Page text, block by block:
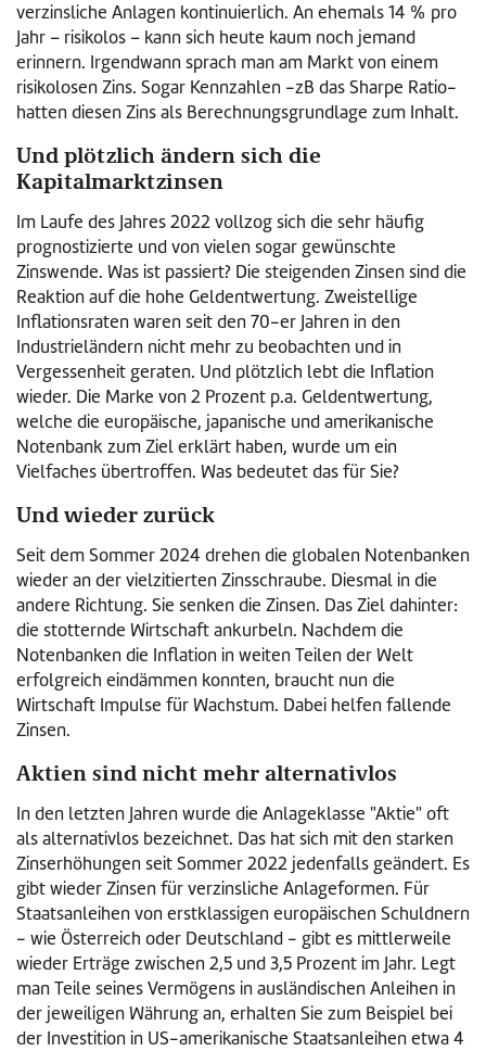
verzinsliche Anlagen kontinuierlich. An ehemals 14 % pro
Jahr – risikolos – kann sich heute kaum noch jemand
erinnern. Irgendwann sprach man am Markt von einem
risikolosen Zins. Sogar Kennzahlen -zB das Sharpe Ratio-
hatten diesen Zins als Berechnungsgrundlage zum Inhalt.
Und plötzlich ändern sich die
Kapitalmarktzinsen
Im Laufe des Jahres 2022 vollzog sich die sehr häufig
prognostizierte und von vielen sogar gewünschte
Zinswende. Was ist passiert? Die steigenden Zinsen sind die
Reaktion auf die hohe Geldentwertung. Zweistellige
Inflationsraten waren seit den 70-er Jahren in den
Industrieländern nicht mehr zu beobachten und in
Vergessenheit geraten. Und plötzlich lebt die Inflation
wieder. Die Marke von 2 Prozent p.a. Geldentwertung,
welche die europäische, japanische und amerikanische
Notenbank zum Ziel erklärt haben, wurde um ein
Vielfaches übertroffen. Was bedeutet das für Sie?
Und wieder zurück
Seit dem Sommer 2024 drehen die globalen Notenbanken
wieder an der vielzitierten Zinsschraube. Diesmal in die
andere Richtung. Sie senken die Zinsen. Das Ziel dahinter:
die stotternde Wirtschaft ankurbeln. Nachdem die
Notenbanken die Inflation in weiten Teilen der Welt
erfolgreich eindämmen konnten, braucht nun die
Wirtschaft Impulse für Wachstum. Dabei helfen fallende
Zinsen.
Aktien sind nicht mehr alternativlos
In den letzten Jahren wurde die Anlageklasse "Aktie" oft
als alternativlos bezeichnet. Das hat sich mit den starken
Zinserhöhungen seit Sommer 2022 jedenfalls geändert. Es
gibt wieder Zinsen für verzinsliche Anlageformen. Für
Staatsanleihen von erstklassigen europäischen Schuldnern
- wie Österreich oder Deutschland - gibt es mittlerweile
wieder Erträge zwischen 2,5 und 3,5 Prozent im Jahr. Legt
man Teile seines Vermögens in ausländischen Anleihen in
der jeweiligen Währung an, erhalten Sie zum Beispiel bei
der Investition in US-amerikanische Staatsanleihen etwa 4